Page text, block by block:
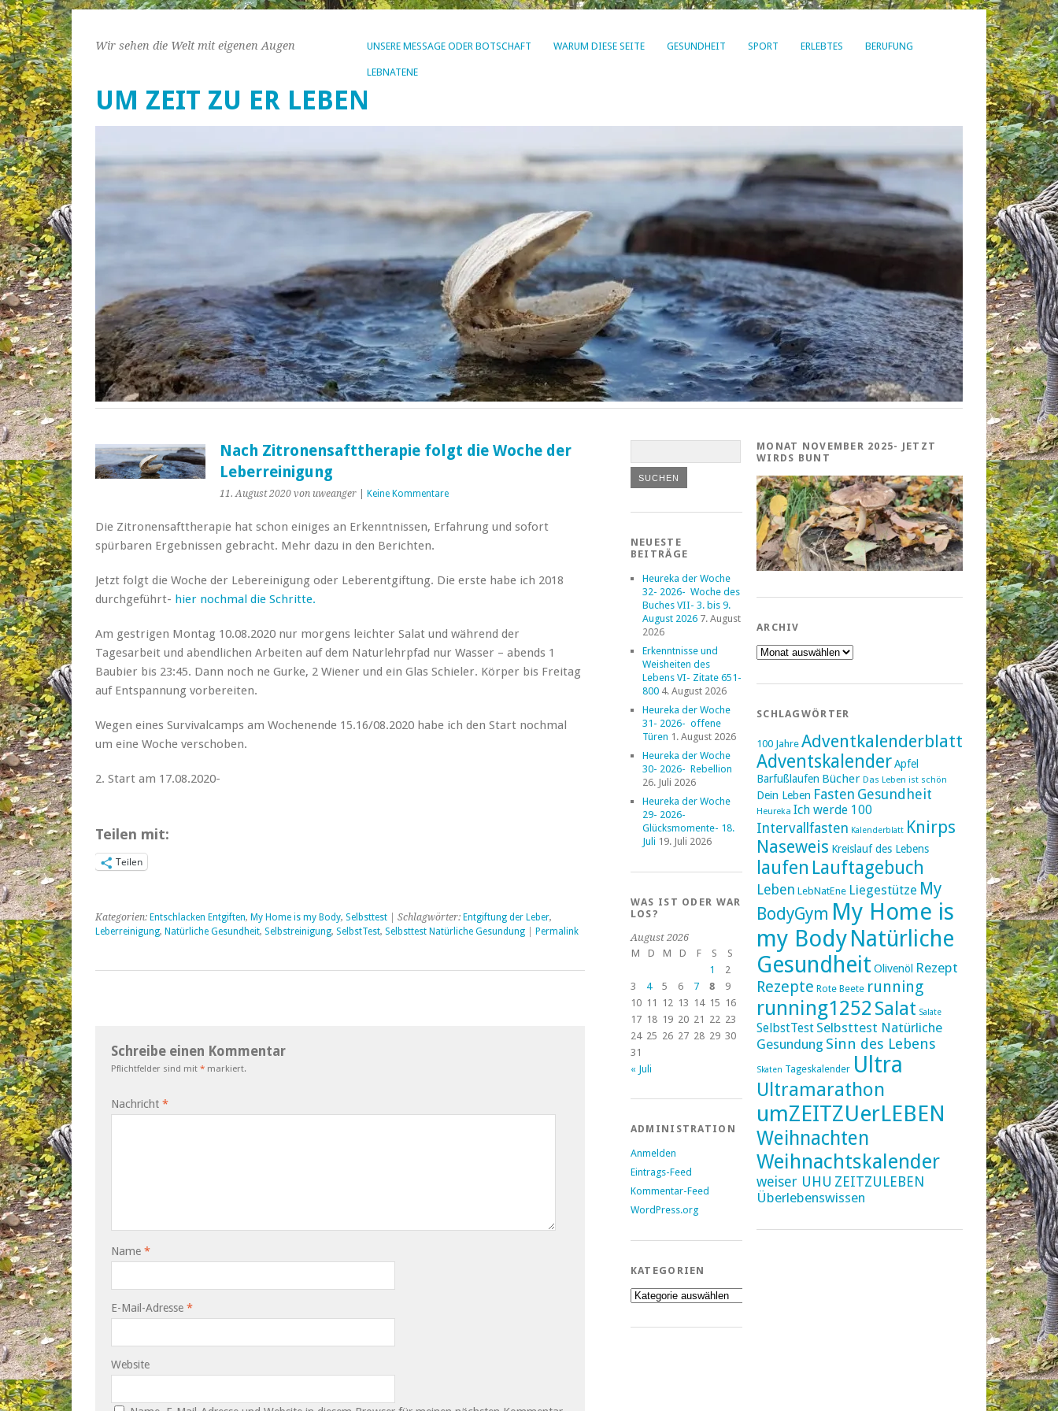
UNSERE MESSAGE ODER BOTSCHAFT WARUM DIESE SEITE GESUNDHEIT SPORT ERLEBTES BERUFUNG
LEBNATENE
UM ZEIT ZU ER LEBEN
Wir sehen die Welt mit eigenen Augen
Nach Zitronensafttherapie folgt die Woche der
Leberreinigung
11. August 2020 von uweanger| Keine Kommentare
Die Zitronensafttherapie hat schon einiges an Erkenntnissen, Erfahrung und sofort
spürbaren Ergebnissen gebracht. Mehr dazu in den Berichten.
Jetzt folgt die Woche der Lebereinigung oder Leberentgiftung. Die erste habe ich 2018
durchgeführt- hier nochmal die Schritte.
Am gestrigen Montag 10.08.2020 nur morgens leichter Salat und während der
Tagesarbeit und abendlichen Arbeiten auf dem Naturlehrpfad nur Wasser – abends 1
Baubier bis 23:45. Dann noch ne Gurke, 2 Wiener und ein Glas Schieler. Körper bis Freitag
auf Entspannung vorbereiten.
Wegen eines Survivalcamps am Wochenende 15.16/08.2020 habe ich den Start nochmal
um eine Woche verschoben.
2. Start am 17.08.2020-
Teilen mit:
Teilen
Kategorien: Entschlacken Entgiften, My Home is my Body, Selbsttest | Schlagwörter: Entgiftung der Leber,
Leberreinigung, Natürliche Gesundheit, Selbstreinigung, SelbstTest, Selbsttest Natürliche Gesundung Permalink
Schreibe einen Kommentar
Pflichtfelder sind mit * markiert.
Nachricht *
Name *
E-Mail-Adresse *
Website
NEUESTE
BEITRÄGE
Heureka der Woche
32- 2026- Woche des
Buches VII- 3. bis 9.
August 2026 7. August
2026
Erkenntnisse und
Weisheiten des
Lebens VI- Zitate 651-
800 4. August 2026
Heureka der Woche
31- 2026- offene
Türen 1. August 2026
Heureka der Woche
30- 2026- Rebellion
26. Juli 2026
Heureka der Woche
29- 2026-
Glücksmomente- 18.
Juli 19. Juli 2026
WAS IST ODER WAR
LOS?
August 2026
M
D M D F S
S
1
2
3
4 5 6 7 8
9
10 11 12 13 14 15 16
17 18 19 20 21 22 23
24 25 26 27 28 29 30
31
« Juli
ADMINISTRATION
Anmelden
Eintrags-Feed
Kommentar-Feed
WordPress.org
KATEGORIEN
Kategorien
MONAT NOVEMBER 2025- JETZT
WIRDS BUNT
ARCHIV
Archiv
SCHLAGWÖRTER
100 Jahre Adventkalenderblatt
AdventskalenderApfel
Barfußlaufen Bücher Das Leben ist schön
Dein Leben Fasten Gesundheit
Heureka Ich werde 100
Intervallfasten Kalenderblatt Knirps
Naseweis Kreislauf des Lebens
laufen Lauftagebuch
Leben LebNatEne Liegestütze My
BodyGym My Home is
my Body Natürliche
Gesundheit Olivenöl Rezept
Rezepte Rote Beete running
running1252 Salat Salate
SelbstTest Selbsttest Natürliche
Gesundung Sinn des Lebens
Skaten Tageskalender Ultra
Ultramarathon
umZEITZUerLEBEN
Weihnachten
Weihnachtskalender
weiser UHU ZEITZULEBEN
Überlebenswissen